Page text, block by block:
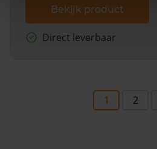
Bekijk product
Direct leverbaar
1 2